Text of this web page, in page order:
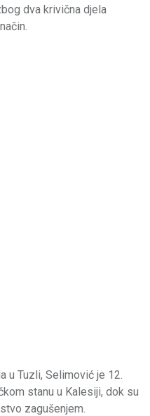
dva krivična djela
u Tuzli, Selimović je 12.
stanu u Kalesiji, dok su
zagušenjem.